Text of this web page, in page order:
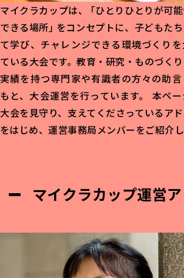
マイクラカップは、「ひとりひとりが可
できる場所」をコンセプトに、子どもた
て学び、チャレンジできる環境づくり
ている大会です。教育・研究・ものづく
実績を持つ専門家や有識者の方々の助
もと、大会運営を行っています。 本ペー
大会を見守り、支えてくださっているア
をはじめ、運営事務局メンバーをご紹介し
マイクラカップ運営